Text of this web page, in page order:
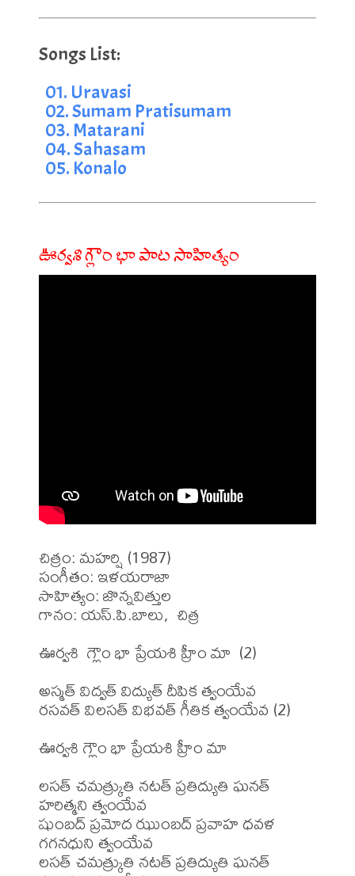
01. Uravasi
02. Sumam Pratisumam
03. Matarani
04. Sahasam
05. Konalo
ఊర్వశి గ్లౌం భా పాట సాహిత్యం
చిత్రం: మహర్షి (1987)
సంగీతం: ఇళయరాజా
సాహిత్యం: జొన్నవిత్తుల
గానం: యస్.పి.బాలు,  చిత్ర
ఊర్వశి  గ్లౌం భా ప్రేయశి హ్రీం మా  (2)
అస్మత్ విద్వత్ విద్యుత్ దీపిక త్వంయేవ
రసవత్ విలసత్ విభవత్ గీతిక త్వంయేవ (2)
ఊర్వశి గ్లౌం భా ప్రేయశి హ్రీం మా
లసత్ చమత్క్రుతి నటత్ ప్రతిద్యుతి ఘనత్
హరిత్మని త్వంయేవ
షుంబద్ ప్రమోద ఝుంబద్ ప్రవాహ ధవళ
గగనధుని త్వంయేవ
లసత్ చమత్క్రుతి నటత్ ప్రతిద్యుతి ఘనత్